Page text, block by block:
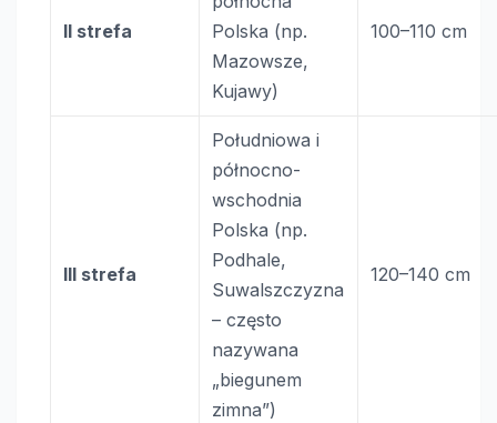
II strefa
Polska (np.
Mazowsze,
Kujawy)
100–110 cm
III strefa
Południowa i
północno-
wschodnia
Polska (np.
Podhale,
Suwalszczyzna
– często
nazywana
„biegunem
zimna”)
120–140 cm